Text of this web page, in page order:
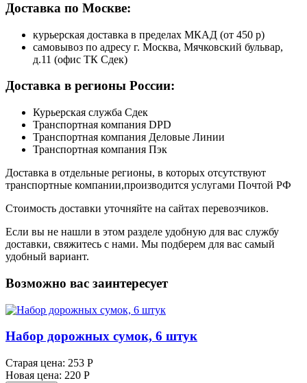
Доставка по Москве:
курьерская доставка в пределах МКАД (от 450 р)
самовывоз по адресу г. Москва, Мячковский бульвар,
д.11 (офис ТК Сдек)
Доставка в регионы России:
Курьерская служба Сдек
Транспортная компания DPD
Транспортная компания Деловые Линии
Транспортная компания Пэк
Доставка в отдельные регионы, в которых отсутствуют
транспортные компании,производится услугами Почтой РФ
Стоимость доставки уточняйте на сайтах перевозчиков.
Если вы не нашли в этом разделе удобную для вас службу
доставки, свяжитесь с нами. Мы подберем для вас самый
удобный вариант.
Возможно вас заинтересует
Набор дорожных сумок, 6 штук
Старая цена: 253 Р
Новая цена: 220 Р